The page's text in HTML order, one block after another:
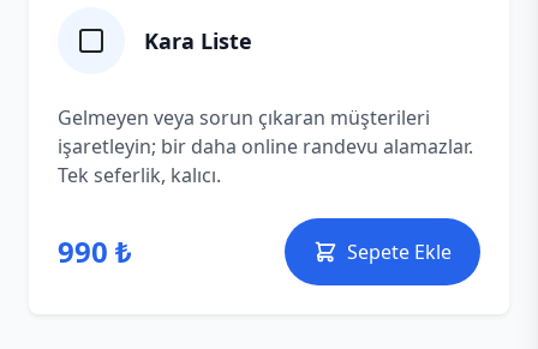
Kara Liste
Gelmeyen veya sorun çıkaran müşterileri
işaretleyin; bir daha online randevu alamazlar.
Tek seferlik, kalıcı.
990 ₺ Sepete Ekle